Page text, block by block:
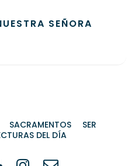
SEÑORA
SACRAMENTOS
SER
DEL DÍA